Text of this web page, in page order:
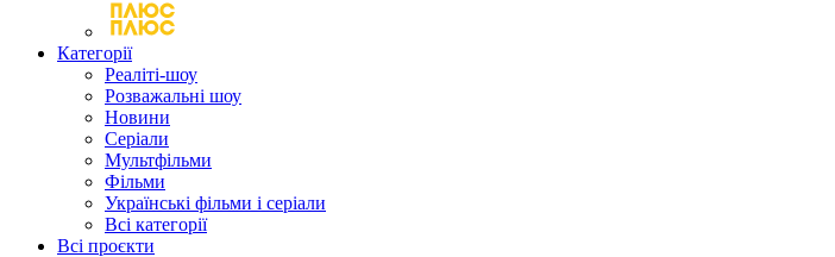
Категорії
Реаліті-шоу
Розважальні шоу
Новини
Серіали
Мультфільми
Фільми
Українські фільми і серіали
Всі категорії
Всі проєкти